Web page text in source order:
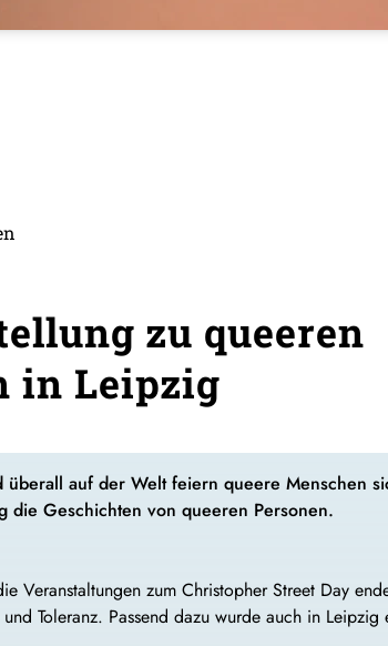
zu queeren
in Leipzig
auf der Welt feiern queere Menschen
Geschichten von queeren Personen.
Veranstaltungen zum Christopher Street Day
Toleranz. Passend dazu wurde auch in